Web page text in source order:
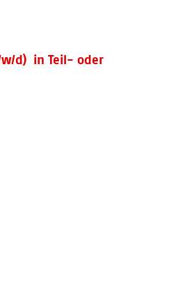
w/d) in Teil- oder